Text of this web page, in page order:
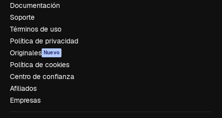
Documentación
Soporte
Términos de uso
Política de privacidad
Originales Nuevo
Política de cookies
Centro de confianza
Afiliados
Empresas